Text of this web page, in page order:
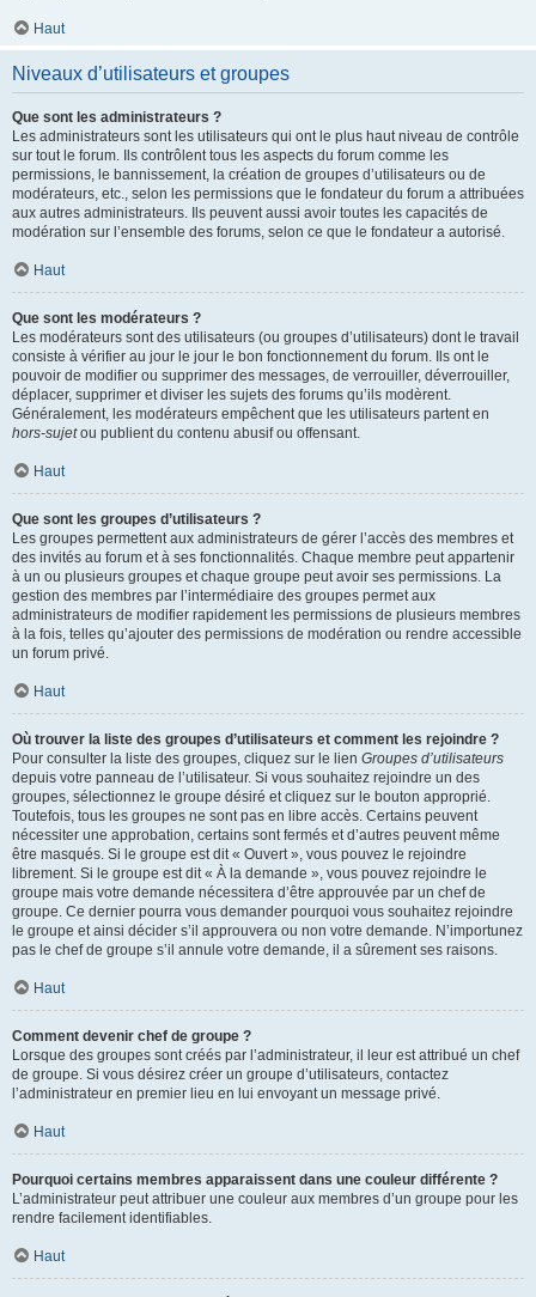
Haut
Niveaux d’utilisateurs et groupes
Que sont les administrateurs ?
Les administrateurs sont les utilisateurs qui ont le plus haut niveau de contrôle
sur tout le forum. Ils contrôlent tous les aspects du forum comme les
permissions, le bannissement, la création de groupes d’utilisateurs ou de
modérateurs, etc., selon les permissions que le fondateur du forum a attribuées
aux autres administrateurs. Ils peuvent aussi avoir toutes les capacités de
modération sur l’ensemble des forums, selon ce que le fondateur a autorisé.
Haut
Que sont les modérateurs ?
Les modérateurs sont des utilisateurs (ou groupes d’utilisateurs) dont le travail
consiste à vérifier au jour le jour le bon fonctionnement du forum. Ils ont le
pouvoir de modifier ou supprimer des messages, de verrouiller, déverrouiller,
déplacer, supprimer et diviser les sujets des forums qu’ils modèrent.
Généralement, les modérateurs empêchent que les utilisateurs partent en
hors-sujetou publient du contenu abusif ou offensant.
Haut
Que sont les groupes d’utilisateurs ?
Les groupes permettent aux administrateurs de gérer l’accès des membres et
des invités au forum et à ses fonctionnalités. Chaque membre peut appartenir
à un ou plusieurs groupes et chaque groupe peut avoir ses permissions. La
gestion des membres par l’intermédiaire des groupes permet aux
administrateurs de modifier rapidement les permissions de plusieurs membres
à la fois, telles qu’ajouter des permissions de modération ou rendre accessible
un forum privé.
Haut
Où trouver la liste des groupes d’utilisateurs et comment les rejoindre ?
Pour consulter la liste des groupes, cliquez sur le lien Groupes d’utilisateurs
depuis votre panneau de l’utilisateur. Si vous souhaitez rejoindre un des
groupes, sélectionnez le groupe désiré et cliquez sur le bouton approprié.
Toutefois, tous les groupes ne sont pas en libre accès. Certains peuvent
nécessiter une approbation, certains sont fermés et d’autres peuvent même
être masqués. Si le groupe est dit « Ouvert », vous pouvez le rejoindre
librement. Si le groupe est dit « À la demande », vous pouvez rejoindre le
groupe mais votre demande nécessitera d’être approuvée par un chef de
groupe. Ce dernier pourra vous demander pourquoi vous souhaitez rejoindre
le groupe et ainsi décider s’il approuvera ou non votre demande. N’importunez
pas le chef de groupe s’il annule votre demande, il a sûrement ses raisons.
Haut
Comment devenir chef de groupe ?
Lorsque des groupes sont créés par l’administrateur, il leur est attribué un chef
de groupe. Si vous désirez créer un groupe d’utilisateurs, contactez
l’administrateur en premier lieu en lui envoyant un message privé.
Haut
Pourquoi certains membres apparaissent dans une couleur différente ?
L’administrateur peut attribuer une couleur aux membres d’un groupe pour les
rendre facilement identifiables.
Haut